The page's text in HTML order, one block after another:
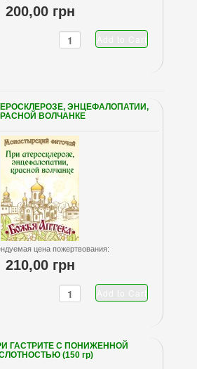
200,00 грн
ЭНЦЕФАЛОПАТИИ,
ВОЛЧАНКЕ
цена пожертвования:
210,00 грн
ГАСТРИТЕ С ПОНИЖЕННОЙ
(150 гр)